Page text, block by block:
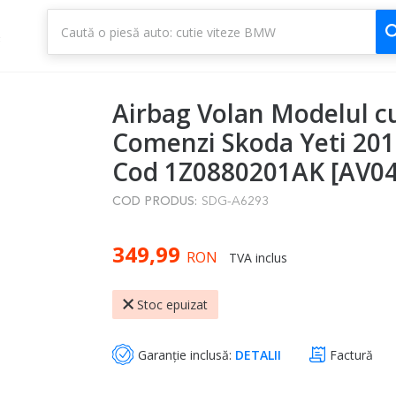
Airbag Volan Modelul
Comenzi Skoda Yeti
Cod 1Z0880201AK
COD PRODUS: SDG-A6293
349,99 RON TVA inclus
Stoc epuizat
Garanție inclusă: DETALII Factură